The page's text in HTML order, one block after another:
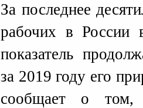
За последнее
рабочих в России
показатель
за 2019 году его
сообщает о том,